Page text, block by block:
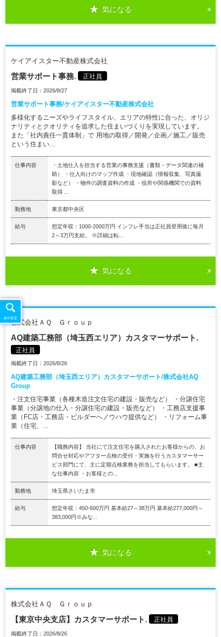
気になる
ケイアイスター不動産株式会社
営業サポート事務. 正社員
掲載終了日：2026/8/27
営業サポート事務/ケイアイスター不動産株式会社
多様化するニーズやライフスタイル、エリアの特性に合った、オリジ
ナリティとクオリティを追求した住まいづくりを実現しています。
また「社内責任一貫体制」で 用地の取得／開発／企画／施工／販売
という住まい...
仕事内容
・土地仕入を担当する営業の事務支援（書類・データ関連の補
助） ・仕入向けのマップ作成 ・現地確認（情報収集、写真撮
影など） ・物件の調査資料の作成 ・役所や関係機関での資料
取得 ...
勤務地 東京都中央区
給与
想定年収：1000-2000万円 インフレ手当は正社員登用後に毎月
2～3万円支給。 ※詳細は転...
気になる
株式会社ＡＱ Ｇｒｏｕｐ
AQ建築工務部（埼玉西エリア）カスタマーサポート.
正社員
掲載終了日：2026/8/26
AQ建築工務部（埼玉西エリア）カスタマーサポート/株式会社AQ
Group
・注文住宅事業（各種木造注文住宅の建設・販売など） ・分譲住宅
事業（分譲地の仕入・分譲住宅の建設・販売など） ・工務店支援事
業（FC店・工務店・ビルダーへノウハウ提供など） ・リフォーム事
業（住宅、...
仕事内容
【職務内容】 当社にて注文住宅を購入されたお客様からの、お
問合せ対応やアフター点検の受付・実施を行うカスタマーサー
ビス部門にて、主に定期点検業務を担当してもらいます。 ■主
な仕事内容 ・お客様との...
勤務地 埼玉県さいたま市
給与
想定年収：450-600万円 基本給27～38万円 基本給277,000円～
383,000円※みな...
気になる
株式会社ＡＱ Ｇｒｏｕｐ
【東京中央支店】カスタマーサポート. 正社員
掲載終了日：2026/8/26
条件変更